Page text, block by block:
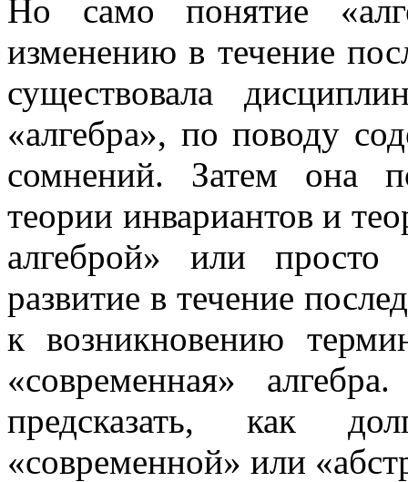
Но само понятие
изменению в течение
существовала
«алгебра», по поводу
сомнений. Затем она
теории инвариантов и
алгеброй» или просто
развитие в течение
к возникновению
«современная»
предсказать, как
«современной» или